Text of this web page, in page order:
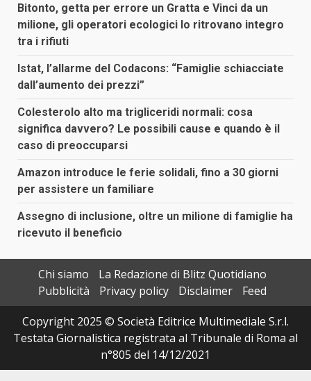
Bitonto, getta per errore un Gratta e Vinci da un
milione, gli operatori ecologici lo ritrovano integro
tra i rifiuti
Istat, l’allarme del Codacons: “Famiglie schiacciate
dall’aumento dei prezzi”
Colesterolo alto ma trigliceridi normali: cosa
significa davvero? Le possibili cause e quando è il
caso di preoccuparsi
Amazon introduce le ferie solidali, fino a 30 giorni
per assistere un familiare
Assegno di inclusione, oltre un milione di famiglie ha
ricevuto il beneficio
Chi siamo
La Redazione di Blitz Quotidiano
Pubblicità
Privacy policy Disclaimer
Feed
Copyright 2025 © Società Editrice Multimediale S.r.l.
Testata Giornalistica registrata al Tribunale di Roma al
n°805 del 14/12/2021